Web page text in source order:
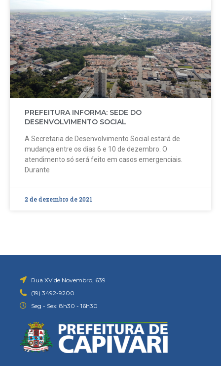
PREFEITURA INFORMA: SEDE DO
DESENVOLVIMENTO SOCIAL
A Secretaria de Desenvolvimento Social estará de
mudança entre os dias 6 e 10 de dezembro. O
atendimento só será feito em casos emergenciais.
Durante
2 de dezembro de 2021
Rua XV de Novembro, 639
(19) 3492-9200
Seg - Sex: 8h30 - 16h30